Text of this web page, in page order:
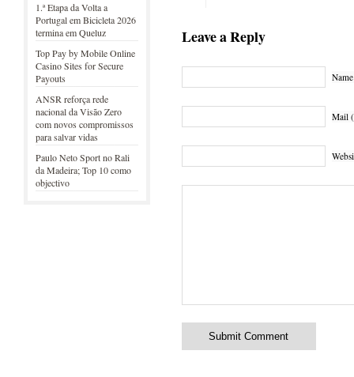
1.ª Etapa da Volta a
Portugal em Bicicleta 2026
termina em Queluz
Top Pay by Mobile Online
Casino Sites for Secure
Payouts
ANSR reforça rede
nacional da Visão Zero
com novos compromissos
para salvar vidas
Paulo Neto Sport no Rali
da Madeira; Top 10 como
objectivo
Leave a Reply
Mail